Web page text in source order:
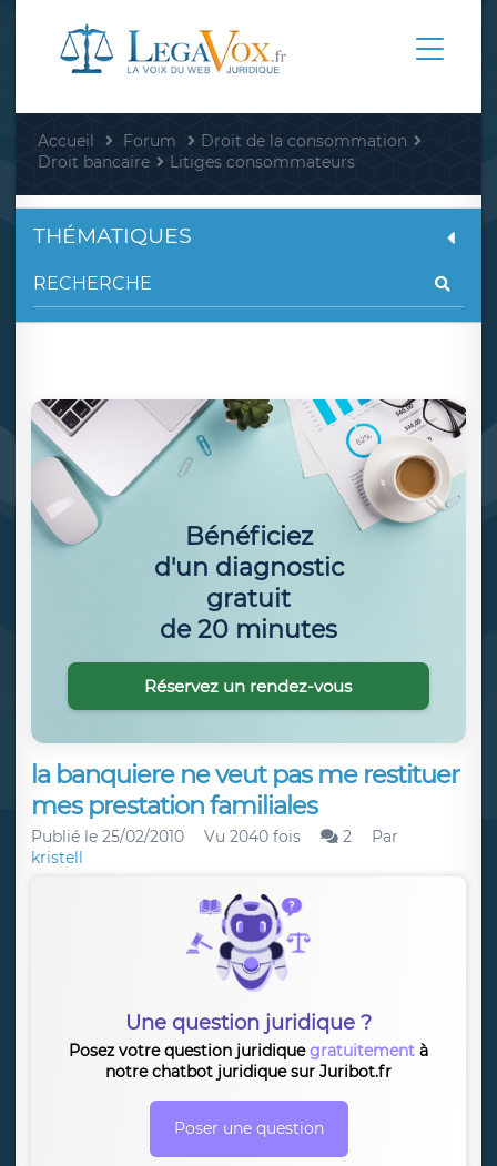
Accueil Forum
Droit de la consommation
Droit bancaire
Litiges consommateurs
la banquiere ne veut pas me restituer
mes prestation familiales
Publié le 25/02/2010 Vu 2040 fois 2
Par
kristell
Une question juridique ?
Posez votre question juridiquegratuitement à
notre chatbot juridique sur Juribot.fr
Poser une question
THÉMATIQUES
Bénéficiez
d'un diagnostic
gratuit
de 20 minutes
Réservez un rendez-vous